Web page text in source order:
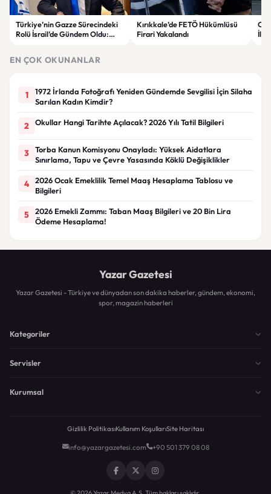
Türkiye’nin Gazze Sürecindeki
Rolü İsrail’de Gündem Oldu:
Kırıkkale’de FETÖ Hükümlüsü
Firari Yakalandı
EN ÇOK OKUNANLAR
1
1972 İrlanda Fotoğrafı Yeniden Gündemde Sevgilisi İçin Silaha
Sarılan Kadın Kimdir?
2 Okullar Hangi Tarihte Açılacak? 2026 Yılı Tatil Bilgileri
3
Torba Kanun Komisyonu Onayladı: Yüksek Aidatlara
Sınırlama, Tapu ve Çevre Yasasında Köklü Değişiklikler
4
2026 Ocak Emeklilik Temel Maaş Hesaplama Tablosu ve
Bilgileri
5
2026 Emekli Zammı: Taban Maaş Bilgileri ve 20 Bin Lira
Ödeme Hesaplama!
Yazar Gazetesi
Yazar Gazetesi - Türkiye ve dünyadan son dakika haberler, gündem, ekonomi,
spor, magazin haberleri
Kategoriler
Servisler
Kurumsal
Gizlilik PolitikasıKullanım KoşullarıSite Haritası
info@yazargazetesi.com +90 501 379 08 08